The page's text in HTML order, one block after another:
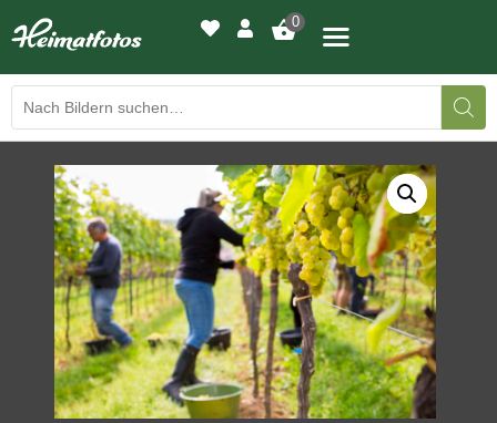
0
BILDERGALERIE
DRUCKQUALITÄTEN
LED-LEUCHTBILDER
WIR DRUCKEN IHR BILD
AUSSTELLUNGEN